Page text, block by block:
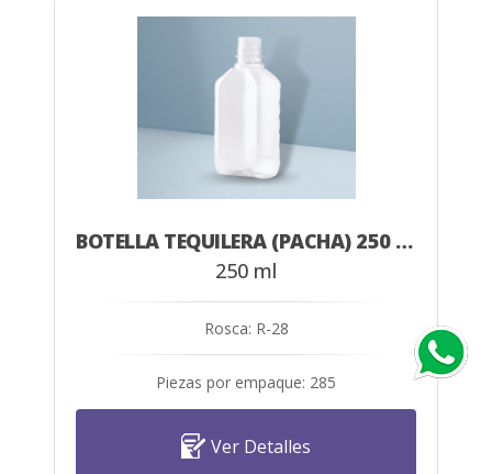
BOTELLA TEQUILERA (PACHA) 250 ML CRISTAL
250 ml
Rosca: R-28
Piezas por empaque: 285
Ver Detalles